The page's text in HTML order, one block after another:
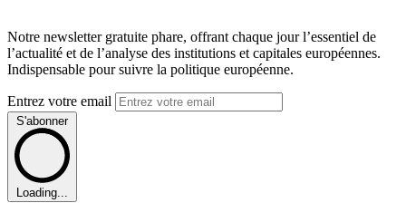
Notre newsletter gratuite phare, offrant chaque jour l’essentiel de
l’actualité et de l’analyse des institutions et capitales européennes.
Indispensable pour suivre la politique européenne.
Entrez votre email
S'abonner
Loading...